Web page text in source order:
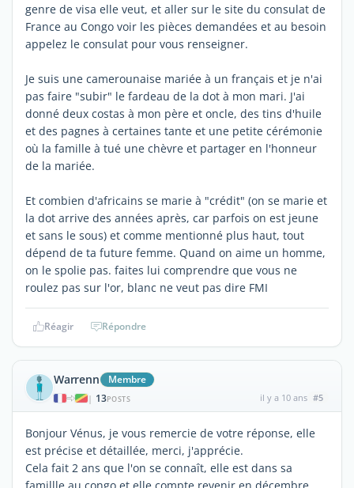
genre de visa elle veut, et aller sur le site du consulat de
France au Congo voir les pièces demandées et au besoin
appelez le consulat pour vous renseigner.
Je suis une camerounaise mariée à un français et je n'ai
pas faire "subir" le fardeau de la dot à mon mari. J'ai
donné deux costas à mon père et oncle, des tins d'huile
et des pagnes à certaines tante et une petite cérémonie
où la famille à tué une chèvre et partager en l'honneur
de la mariée.
Et combien d'africains se marie à "crédit" (on se marie et
la dot arrive des années après, car parfois on est jeune
et sans le sous) et comme mentionné plus haut, tout
dépend de ta future femme. Quand on aime un homme,
on le spolie pas. faites lui comprendre que vous ne
roulez pas sur l'or, blanc ne veut pas dire FMI
Réagir Répondre
Warrenn Membre
| 13POSTS il y a 10 ans #5
Bonjour Vénus, je vous remercie de votre réponse, elle
est précise et détaillée, merci, j'apprécie.
Cela fait 2 ans que l'on se connaît, elle est dans sa